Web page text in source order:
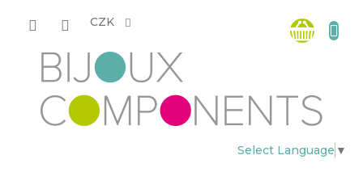
CZK
Select Language ▼
košík